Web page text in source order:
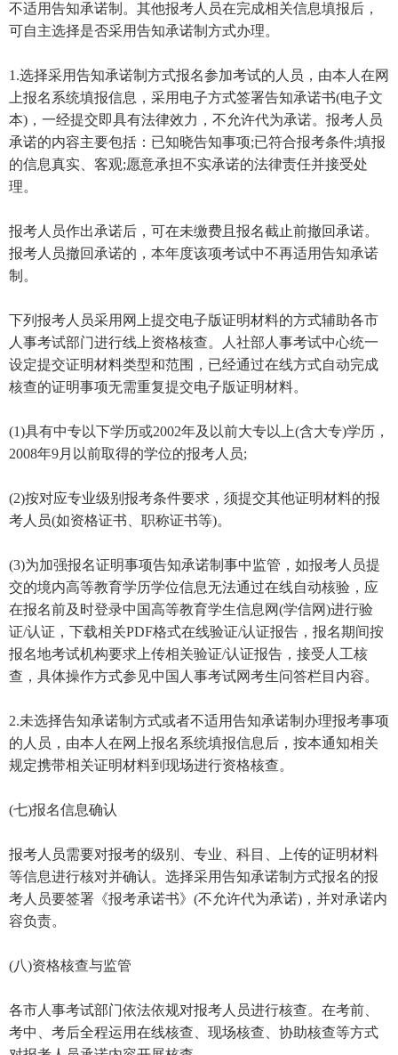
不适用告知承诺制。其他报考人员在完成相关信息填报后，
可自主选择是否采用告知承诺制方式办理。
1.选择采用告知承诺制方式报名参加考试的人员，由本人在网
上报名系统填报信息，采用电子方式签署告知承诺书(电子文
本)，一经提交即具有法律效力，不允许代为承诺。报考人员
承诺的内容主要包括：已知晓告知事项;已符合报考条件;填报
的信息真实、客观;愿意承担不实承诺的法律责任并接受处
理。
报考人员作出承诺后，可在未缴费且报名截止前撤回承诺。
报考人员撤回承诺的，本年度该项考试中不再适用告知承诺
制。
下列报考人员采用网上提交电子版证明材料的方式辅助各市
人事考试部门进行线上资格核查。人社部人事考试中心统一
设定提交证明材料类型和范围，已经通过在线方式自动完成
核查的证明事项无需重复提交电子版证明材料。
(1)具有中专以下学历或2002年及以前大专以上(含大专)学历，
2008年9月以前取得的学位的报考人员;
(2)按对应专业级别报考条件要求，须提交其他证明材料的报
考人员(如资格证书、职称证书等)。
(3)为加强报名证明事项告知承诺制事中监管，如报考人员提
交的境内高等教育学历学位信息无法通过在线自动核验，应
在报名前及时登录中国高等教育学生信息网(学信网)进行验
证/认证，下载相关PDF格式在线验证/认证报告，报名期间按
报名地考试机构要求上传相关验证/认证报告，接受人工核
查，具体操作方式参见中国人事考试网考生问答栏目内容。
2.未选择告知承诺制方式或者不适用告知承诺制办理报考事项
的人员，由本人在网上报名系统填报信息后，按本通知相关
规定携带相关证明材料到现场进行资格核查。
(七)报名信息确认
报考人员需要对报考的级别、专业、科目、上传的证明材料
等信息进行核对并确认。选择采用告知承诺制方式报名的报
考人员要签署《报考承诺书》(不允许代为承诺)，并对承诺内
容负责。
(八)资格核查与监管
各市人事考试部门依法依规对报考人员进行核查。在考前、
考中、考后全程运用在线核查、现场核查、协助核查等方式